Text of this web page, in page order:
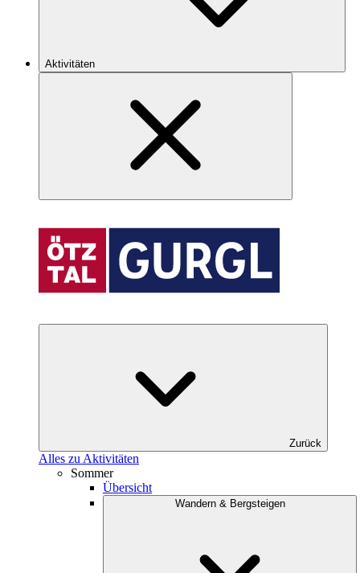
Aktivitäten
Zurück
Alles zu Aktivitäten
Sommer
Übersicht
Wandern & Bergsteigen